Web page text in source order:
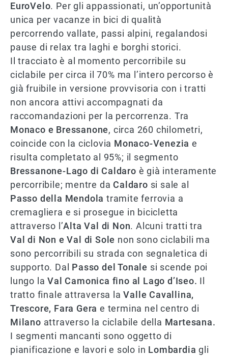
EuroVelo. Per gli appassionati, un’opportunità
unica per vacanze in bici di qualità
percorrendo vallate, passi alpini, regalandosi
pause di relax tra laghi e borghi storici.
Il tracciato è al momento percorribile su
ciclabile per circa il 70% ma l’intero percorso è
già fruibile in versione provvisoria con i tratti
non ancora attivi accompagnati da
raccomandazioni per la percorrenza. Tra
Monaco e Bressanone, circa 260 chilometri,
coincide con la ciclovia Monaco-Veneziae
risulta completato al 95%; il segmento
Bressanone-Lago di Caldaro è già interamente
percorribile; mentre da Caldaro si sale al
Passo della Mendola tramite ferrovia a
cremagliera e si prosegue in bicicletta
attraverso l’Alta Val di Non. Alcuni tratti tra
Val di Non e Val di Sole non sono ciclabili ma
sono percorribili su strada con segnaletica di
supporto. Dal Passo del Tonale si scende poi
lungo laVal Camonica fino al Lago d’Iseo. Il
tratto finale attraversa laValle Cavallina,
Trescore, Fara Gera e termina nel centro di
Milano attraverso la ciclabile della Martesana.
I segmenti mancanti sono oggetto di
pianificazione e lavori e solo in Lombardiagli